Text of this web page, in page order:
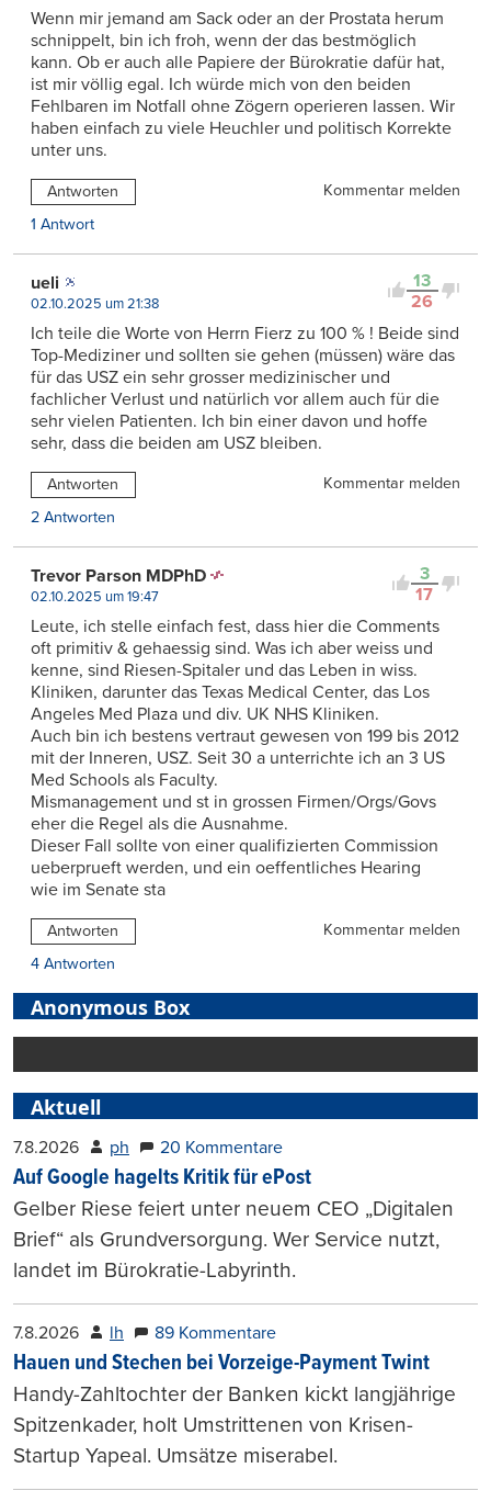
Wenn mir jemand am Sack oder an der Prostata herum
schnippelt, bin ich froh, wenn der das bestmöglich
kann. Ob er auch alle Papiere der Bürokratie dafür hat,
ist mir völlig egal. Ich würde mich von den beiden
Fehlbaren im Notfall ohne Zögern operieren lassen. Wir
haben einfach zu viele Heuchler und politisch Korrekte
unter uns.
Antworten
Kommentar melden
1 Antwort
13
26
ueli
02.10.2025 um 21:38
Ich teile die Worte von Herrn Fierz zu 100 % ! Beide sind
Top-Mediziner und sollten sie gehen (müssen) wäre das
für das USZ ein sehr grosser medizinischer und
fachlicher Verlust und natürlich vor allem auch für die
sehr vielen Patienten. Ich bin einer davon und hoffe
sehr, dass die beiden am USZ bleiben.
Antworten
Kommentar melden
2 Antworten
3
17
Trevor Parson MDPhD
02.10.2025 um 19:47
Leute, ich stelle einfach fest, dass hier die Comments
oft primitiv & gehaessig sind. Was ich aber weiss und
kenne, sind Riesen-Spitaler und das Leben in wiss.
Kliniken, darunter das Texas Medical Center, das Los
Angeles Med Plaza und div. UK NHS Kliniken.
Auch bin ich bestens vertraut gewesen von 199 bis 2012
mit der Inneren, USZ. Seit 30 a unterrichte ich an 3 US
Med Schools als Faculty.
Mismanagement und st in grossen Firmen/Orgs/Govs
eher die Regel als die Ausnahme.
Dieser Fall sollte von einer qualifizierten Commission
ueberprueft werden, und ein oeffentliches Hearing
wie im Senate sta
Antworten
Kommentar melden
4 Antworten
Anonymous Box
Aktuell
7.8.2026 ph 20 Kommentare
Auf Google hagelts Kritik für ePost
Gelber Riese feiert unter neuem CEO „Digitalen
Brief“ als Grundversorgung. Wer Service nutzt,
landet im Bürokratie-Labyrinth.
7.8.2026 lh 89 Kommentare
Hauen und Stechen bei Vorzeige-Payment Twint
Handy-Zahltochter der Banken kickt langjährige
Spitzenkader, holt Umstrittenen von Krisen-
Startup Yapeal. Umsätze miserabel.